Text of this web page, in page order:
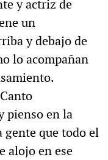
y actriz de
un
y debajo de
lo acompañan
pienso en la
gente que todo el
alojo en ese